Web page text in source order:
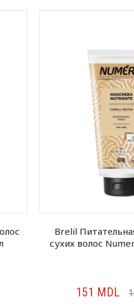
Brelil
сухих волос
151 MDL